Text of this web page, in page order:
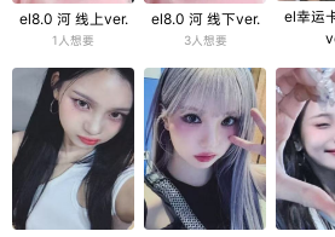
el8.0 河 线上ver.
1人想要
el8.0 河 线下ver.
3人想要
el幸运